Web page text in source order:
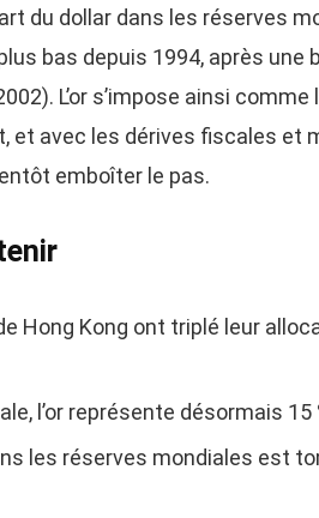
du dollar dans les réserves
bas depuis 1994, après une
L’or s’impose ainsi
et avec les dérives fiscales et
emboîter le pas.
Hong Kong ont triplé leur
l’or représente désormais
les réserves mondiales est